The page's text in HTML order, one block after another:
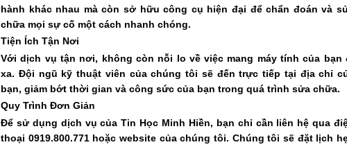
hành khác nhau mà còn sở hữu công cụ hiện đại để chẩn đoán và
chữa mọi sự cố một cách nhanh chóng.
Tiện Ích Tận Nơi
Với dịch vụ tận nơi, không còn nỗi lo về việc mang máy tính của bạn
xa. Đội ngũ kỹ thuật viên của chúng tôi sẽ đến trực tiếp tại địa chỉ
bạn, giảm bớt thời gian và công sức của bạn trong quá trình sửa chữa.
Quy Trình Đơn Giản
Để sử dụng dịch vụ của Tin Học Minh Hiền, bạn chỉ cần liên hệ qua
thoại 0919.800.771 hoặc website của chúng tôi. Chúng tôi sẽ đặt lịch